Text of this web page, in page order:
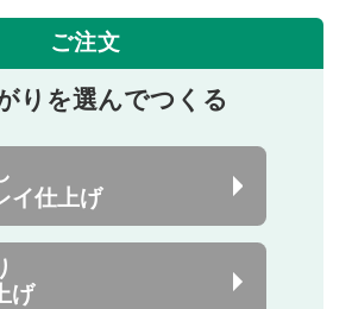
ご注文
りを選んでつくる
イ仕上げ
げ